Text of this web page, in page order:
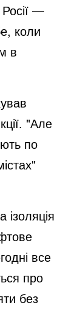
—
коли
в
"Але
по
ізоляція
все
про
без